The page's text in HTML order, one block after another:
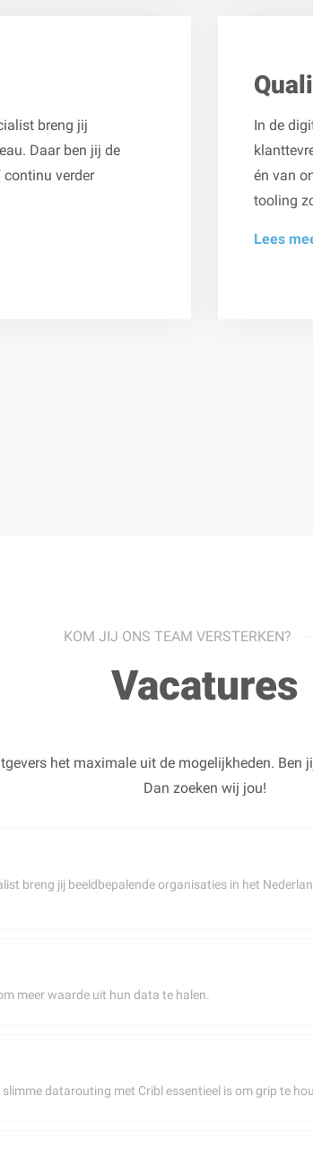
breng jij
Daar ben jij de
verder
In de
én van
tooling
Lees
KOM JIJ ONS TEAM VERSTERKEN?
Vacatures
het maximale uit de mogelijkheden. Ben
Dan zoeken wij jou!
breng jij beeldbepalende organisaties in het
meer waarde uit hun data te halen.
datarouting met Cribl essentieel is om grip te